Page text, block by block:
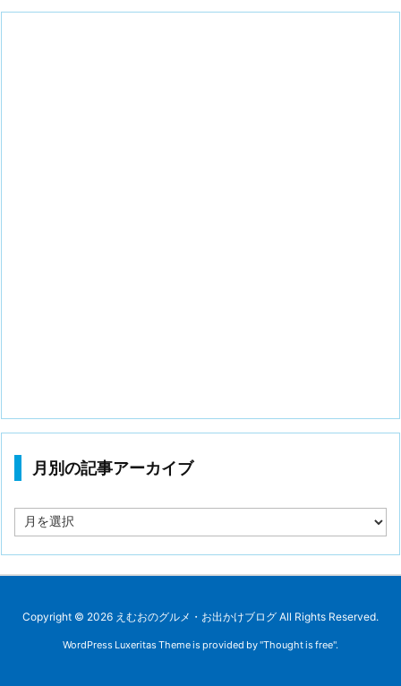
月別の記事アーカイブ
別
ー
Copyright © 2026 えむおのグルメ・お出かけブログ All Rights Reserved.
WordPress Luxeritas Theme is provided by "Thought is free".